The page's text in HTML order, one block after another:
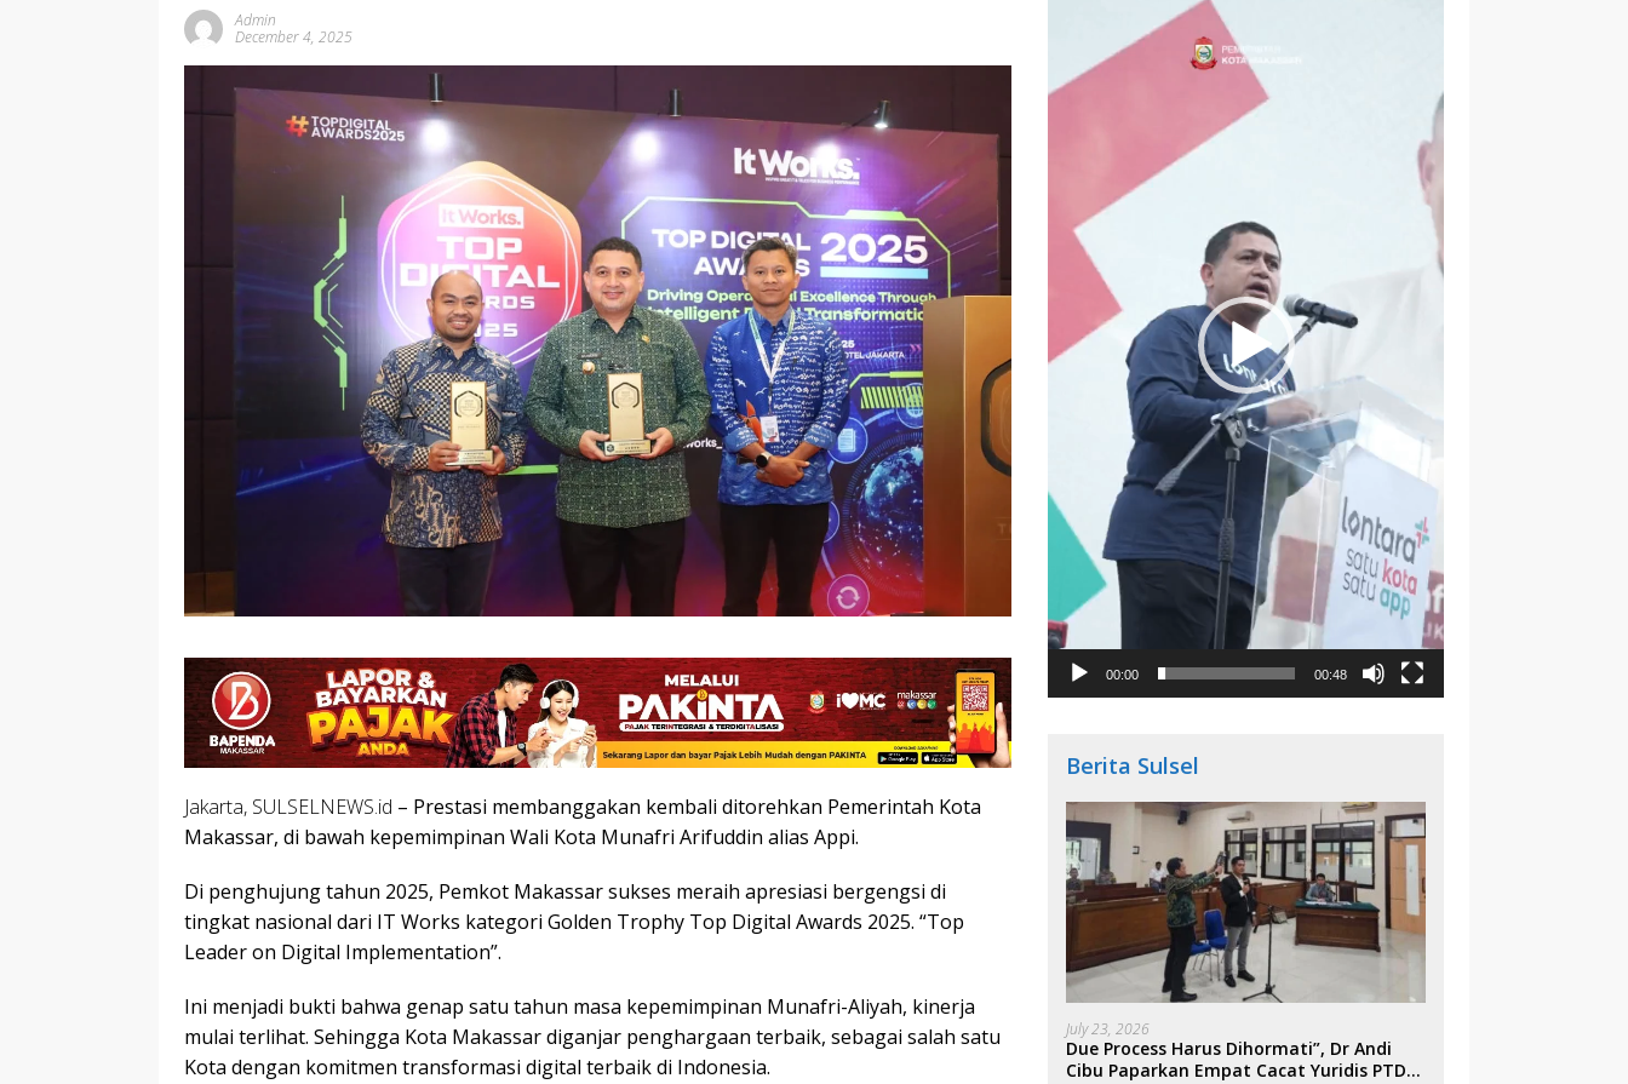
Admin
December 4, 2025
Jakarta, SULSELNEWS.id – Prestasi membanggakan kembali ditorehkan Pemerintah Kota
Makassar, di bawah kepemimpinan Wali Kota Munafri Arifuddin alias Appi.
Di penghujung tahun 2025, Pemkot Makassar sukses meraih apresiasi bergengsi di
tingkat nasional dari IT Works kategori Golden Trophy Top Digital Awards 2025. “Top
Leader on Digital Implementation”.
Ini menjadi bukti bahwa genap satu tahun masa kepemimpinan Munafri-Aliyah, kinerja
mulai terlihat. Sehingga Kota Makassar diganjar penghargaan terbaik, sebagai salah satu
Kota dengan komitmen transformasi digital terbaik di Indonesia.
00:00 00:48
Berita Sulsel
July 23, 2026
Due Process Harus Dihormati”, Dr Andi
Cibu Paparkan Empat Cacat Yuridis PTDH